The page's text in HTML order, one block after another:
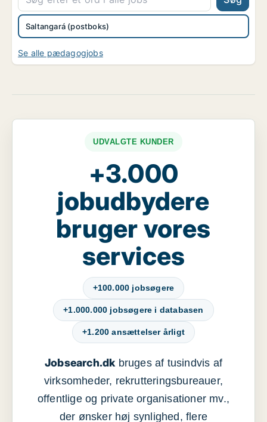
Saltangará (postboks)
Se alle pædagogjobs
UDVALGTE KUNDER
+3.000
jobudbydere
bruger vores
services
+100.000 jobsøgere
+1.000.000 jobsøgere i databasen
+1.200 ansættelser årligt
Jobsearch.dkbruges af tusindvis af
virksomheder, rekrutteringsbureauer,
offentlige og private organisationer mv.,
der ønsker høj synlighed, flere